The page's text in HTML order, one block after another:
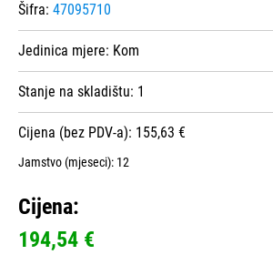
Šifra: 47095710
Jedinica mjere: Kom
Stanje na skladištu: 1
Cijena (bez PDV-a): 155,63 €
Jamstvo (mjeseci): 12
Cijena:
194,54 €